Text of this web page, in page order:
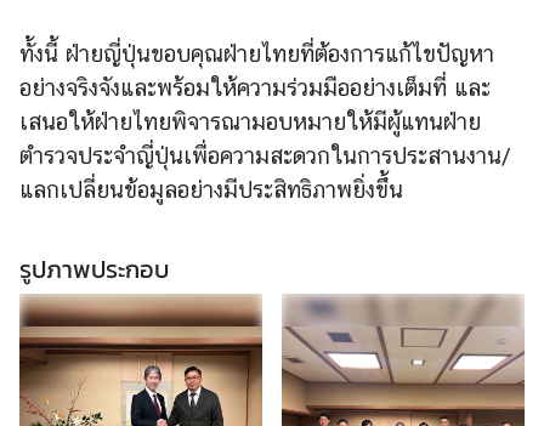
ก
ร
ป
ร
ะ
ช
น
ร้
อ
ทั้งนี้ ฝ่ายญี่ปุ่นขอบคุณฝ่ายไทยที่ต้องการแก้ไขปัญหา
อย่างจริงจังและพร้อมให้ความร่วมมืออย่างเต็มที่ และ
เสนอให้ฝ่ายไทยพิจารณามอบหมายให้มีผู้แทนฝ่าย
ตำรวจประจำญี่ปุ่นเพื่อความสะดวกในการประสานงาน/
แลกเปลี่ยนข้อมูลอย่างมีประสิทธิภาพยิ่งขึ้น
รูปภาพประกอบ